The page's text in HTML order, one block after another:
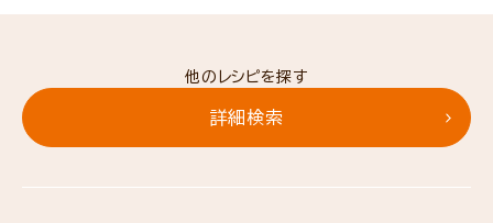
他のレシピを探す
詳細検索